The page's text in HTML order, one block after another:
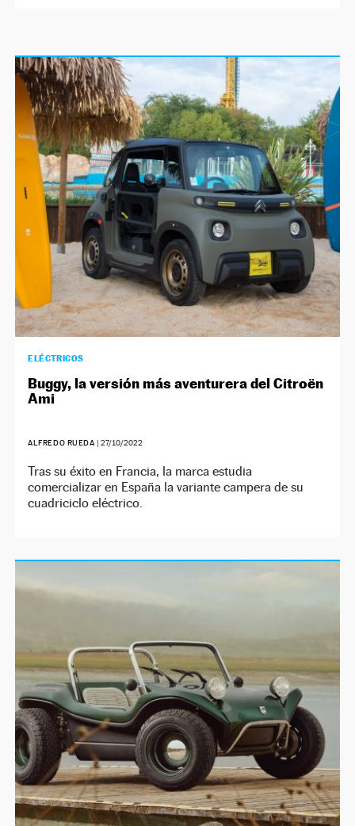
ELÉCTRICOS
Buggy, la versión más aventurera del Citroën
Ami
ALFREDO RUEDA | 27/10/2022
Tras su éxito en Francia, la marca estudia
comercializar en España la variante campera de su
cuadriciclo eléctrico.